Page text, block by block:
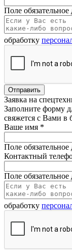
Поле обязательное
обработку
Отправить
Заявка на
Заполните форму
свяжется с Вами в
Ваше имя *
Поле обязательное
Контактный
Поле обязательное
обработку